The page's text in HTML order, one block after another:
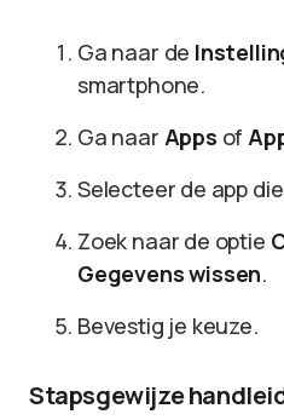
Ga naar de
smartphone.
Ga naar Apps of
Selecteer de app
Zoek naar de optie
Gegevens wissen.
Bevestig je keuze.
Stapsgewijze